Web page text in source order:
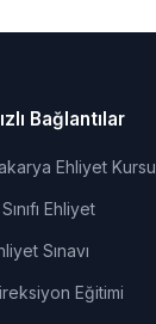
Bağlantılar
Ehliyet Kursu
Ehliyet
Sınavı
Eğitimi